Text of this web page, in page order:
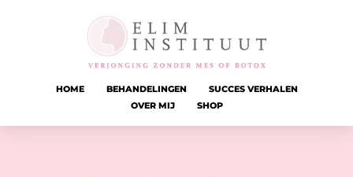
HOME BEHANDELINGEN
SUCCES VERHALEN
OVER MIJ
SHOP